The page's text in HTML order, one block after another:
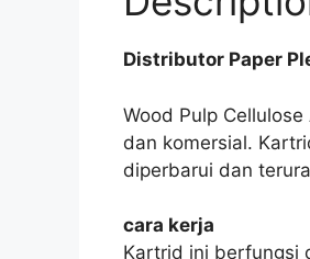
Distributor Paper
Wood Pulp
dan komersial.
diperbarui dan
cara kerja
Kartrid ini berfungsi